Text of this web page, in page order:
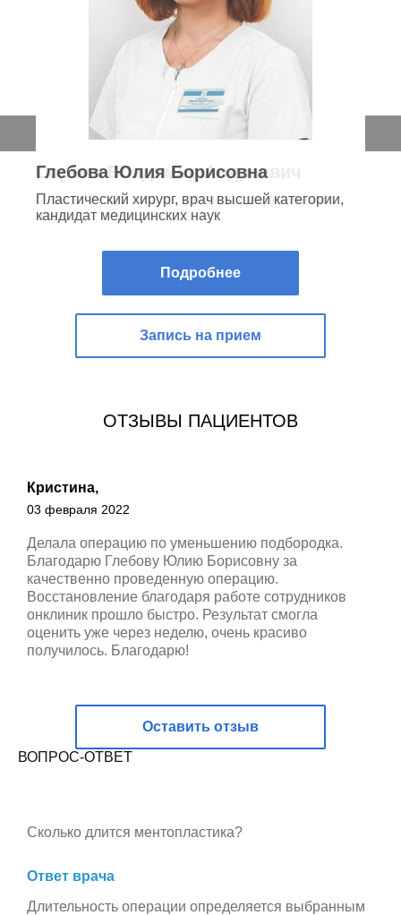
Сорвин Владимир Андреевич
Пластический хирург, кандидат медицинских
наук
Подробнее
Запись на прием
ОТЗЫВЫ ПАЦИЕНТОВ
Кристина,
03 февраля 2022
Делала операцию по уменьшению подбородка.
Благодарю Глебову Юлию Борисовну за
качественно проведенную операцию.
Восстановление благодаря работе сотрудников
онклиник прошло быстро. Результат смогла
оценить уже через неделю, очень красиво
получилось. Благодарю!
Оставить отзыв
ВОПРОС-ОТВЕТ
Сколько длится ментопластика?
Ответ врача
Длительность операции определяется выбранным